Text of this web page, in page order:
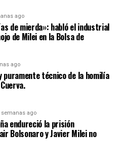
ago
de mierda»: habló el industrial
de Milei en la Bolsa de
ago
puramente técnico de la homilía
semanas ago
endureció la prisión
Bolsonaro y Javier Milei no